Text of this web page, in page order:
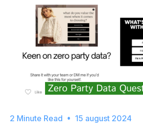
15 august 2024